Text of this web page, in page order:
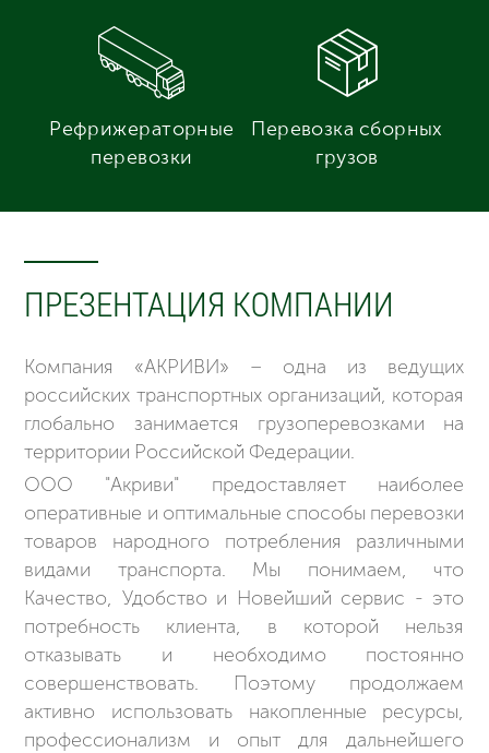
Рефрижераторные
перевозки
Перевозка сборных
грузов
ПРЕЗЕНТАЦИЯ КОМПАНИИ
Компания «АКРИВИ» – одна из ведущих
российских транспортных организаций, которая
глобально занимается грузоперевозками на
территории Российской Федерации.
ООО "Акриви" предоставляет наиболее
оперативные и оптимальные способы перевозки
товаров народного потребления различными
видами транспорта. Мы понимаем, что
Качество, Удобство и Новейший сервис - это
потребность клиента, в которой нельзя
отказывать и необходимо постоянно
совершенствовать. Поэтому продолжаем
активно использовать накопленные ресурсы,
профессионализм и опыт для дальнейшего